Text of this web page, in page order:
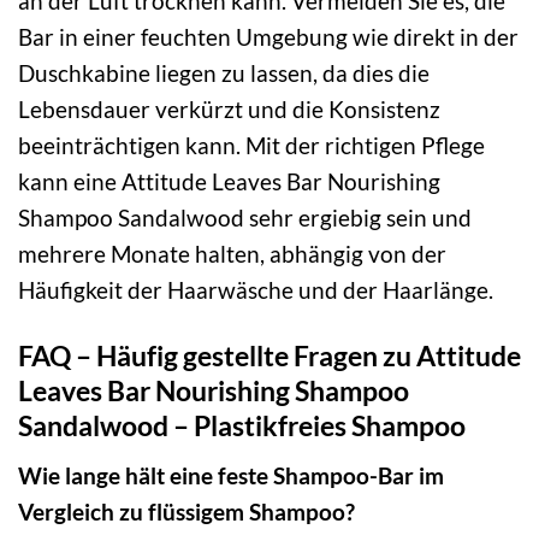
Bar in einer feuchten Umgebung wie direkt in der
Duschkabine liegen zu lassen, da dies die
Lebensdauer verkürzt und die Konsistenz
beeinträchtigen kann. Mit der richtigen Pflege
kann eine Attitude Leaves Bar Nourishing
Shampoo Sandalwood sehr ergiebig sein und
mehrere Monate halten, abhängig von der
Häufigkeit der Haarwäsche und der Haarlänge.
FAQ – Häufig gestellte Fragen zu Attitude
Leaves Bar Nourishing Shampoo
Sandalwood – Plastikfreies Shampoo
Wie lange hält eine feste Shampoo-Bar im
Vergleich zu flüssigem Shampoo?